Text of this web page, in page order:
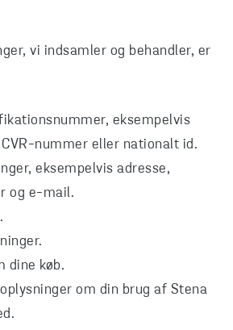
vi indsamler og behandler, er
eksempelvis
nummer eller nationalt id.
eksempelvis adresse,
og e-mail.
dine køb.
om din brug af Stena